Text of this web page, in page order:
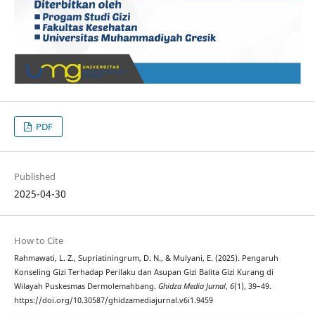
PDF
Published
2025-04-30
How to Cite
Rahmawati, L. Z., Supriatiningrum, D. N., & Mulyani, E. (2025). Pengaruh
Konseling Gizi Terhadap Perilaku dan Asupan Gizi Balita Gizi Kurang di
Wilayah Puskesmas Dermolemahbang. Ghidza Media Jurnal, 6(1), 39–49.
https://doi.org/10.30587/ghidzamediajurnal.v6i1.9459